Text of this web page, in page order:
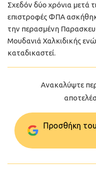
Σχεδόν δύο χρόνια μετά
επιστροφές ΦΠΑ
την περασμένη
Μουδανιά Χαλκιδικής
καταδικαστεί.
Ανακαλύψτε
Προσθήκη του